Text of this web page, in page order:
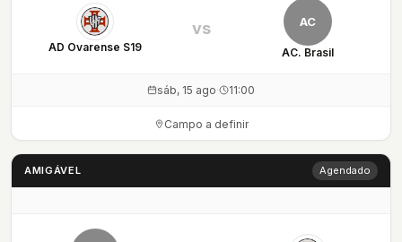
AD Ovarense S19
AC
AC. Brasil
vs
sáb, 15 ago· 11:00
Campo a definir
AMIGÁVEL Agendado